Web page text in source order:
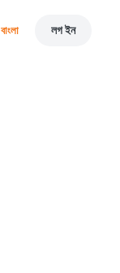
বাংলা লগ ইন